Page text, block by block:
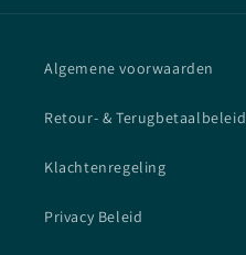
Algemene voorwaarden
Retour- & Terugbetaalbeleid
Klachtenregeling
Privacy Beleid